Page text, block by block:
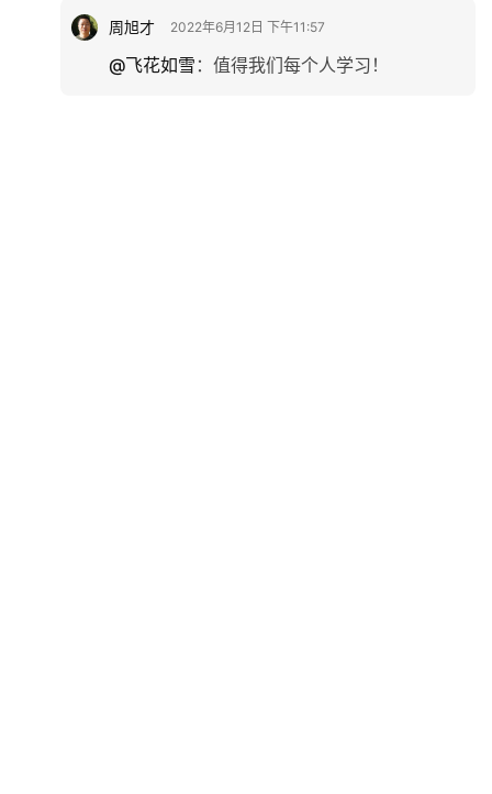
周旭才 2022年6月12日 下午11:57
@飞花如雪 ： 值得我们每个人学习！